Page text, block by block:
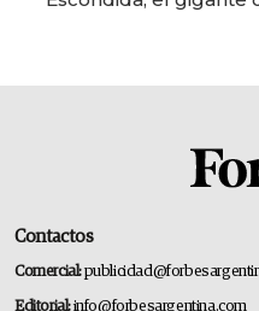
Contactos
Comercial:
Editorial:info@forbesargentina.com